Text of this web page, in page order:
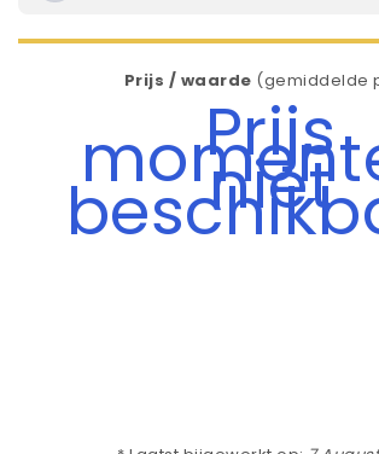
Prijs / waarde (gemiddelde
Prijs
niet